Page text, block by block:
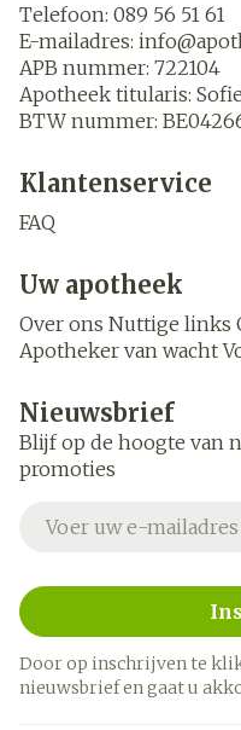
Telefoon: 089 56 51 61
E-mailadres: info@
APB nummer: 722104
Apotheek titularis:
BTW nummer:
Klantenservice
FAQ
Uw apotheek
Over ons Nuttige links
Apotheker van wacht
Nieuwsbrief
Blijf op de hoogte van
promoties
Door op inschrijven te
nieuwsbrief en gaat u